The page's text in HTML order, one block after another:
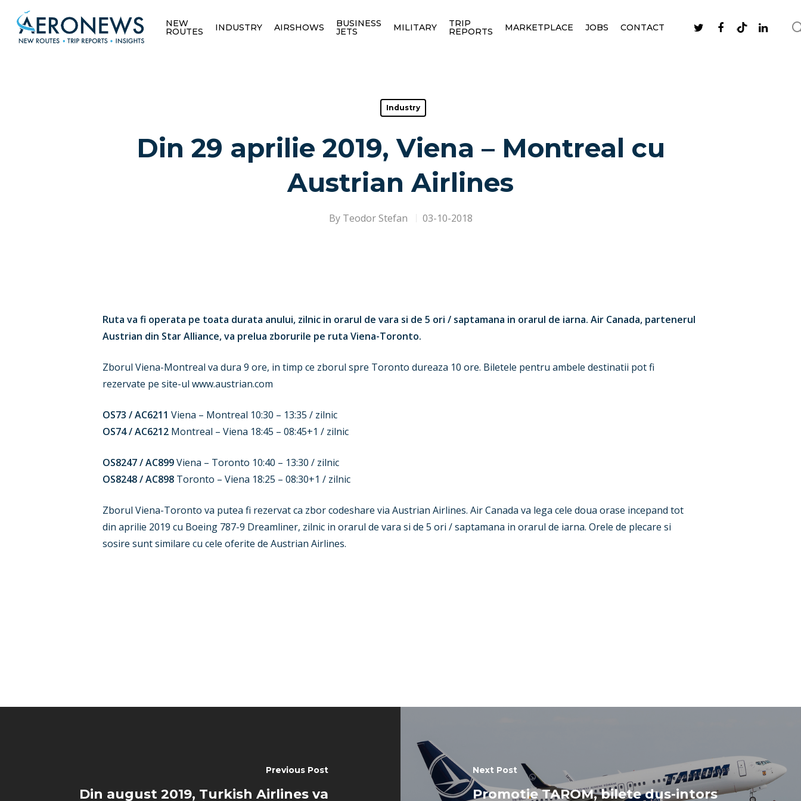
NEW
ROUTES INDUSTRY AIRSHOWS BUSINESS
JETS MILITARY TRIP
REPORTS MARKETPLACE JOBS CONTACT
Industry
Din 29 aprilie 2019, Viena – Montreal cu
Austrian Airlines
By Teodor Stefan 03-10-2018
Ruta va fi operata pe toata durata anului, zilnic in orarul de vara si de 5 ori / saptamana in orarul de iarna. Air Canada, partenerul
Austrian din Star Alliance, va prelua zborurile pe ruta Viena-Toronto.
Zborul Viena-Montreal va dura 9 ore, in timp ce zborul spre Toronto dureaza 10 ore. Biletele pentru ambele destinatii pot fi
rezervate pe site-ul www.austrian.com
OS73 / AC6211 Viena – Montreal 10:30 – 13:35 / zilnic
OS74 / AC6212 Montreal – Viena 18:45 – 08:45+1 / zilnic
OS8247 / AC899Viena – Toronto 10:40 – 13:30 / zilnic
OS8248 / AC898 Toronto – Viena 18:25 – 08:30+1 / zilnic
Zborul Viena-Toronto va putea fi rezervat ca zbor codeshare via Austrian Airlines. Air Canada va lega cele doua orase incepand tot
din aprilie 2019 cu Boeing 787-9 Dreamliner, zilnic in orarul de vara si de 5 ori / saptamana in orarul de iarna. Orele de plecare si
sosire sunt similare cu cele oferite de Austrian Airlines.
Previous Post
Din august 2019, Turkish Airlines va
Next Post
Promotie TAROM, bilete dus-intors